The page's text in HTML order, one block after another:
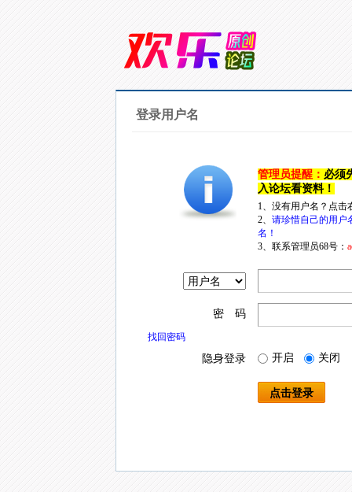
登录用户名
管理员提醒： 必须
入论坛看资料！
1、没有用户名？点
2、 请珍惜自己的用户
名！
3、联系管理员68号：
密 码
找回密码
隐身登录 开启 关闭
点击登录